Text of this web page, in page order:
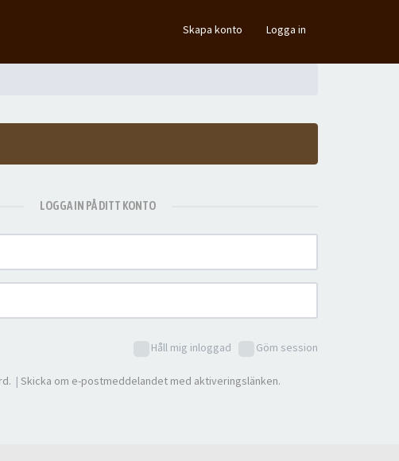
Skapa konto Logga in
LOGGA IN PÅ DITT KONTO
Håll mig inloggad Göm session
| Skicka om e-postmeddelandet med aktiveringslänken.